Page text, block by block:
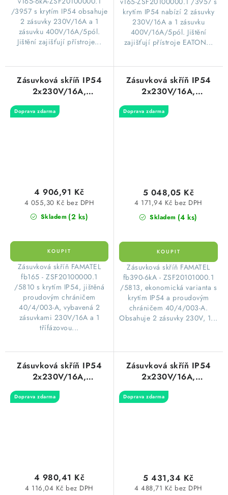
/3957 s krytím IP54 obsahuje
2 zásuvky 230V/16A a 1
zásuvku 400V/16A/5pól.
Jištění zajišťují přístroje...
krytím IP54 nabízí 2 zásuvky
230V/16A a 1 zásuvku
400V/16A/5pól. Jištění
zajišťují přístroje EATON...
Zásuvková skříň IP54
2x230V/16A,
1x400V/16A/5p s
jištěním 2xPL7-B16/1,
Doprava zdarma
Skladem (2 ks)
4 055,30 Kč bez DPH
4 906,91 Kč
​Zásuvková skříň FAMATEL
fb165 - ZSF20100000.1
/5810 s krytím IP54, jištěná
proudovým chráničem
40/4/003-A, vybavená 2
zásuvkami 230V/16A a 1
třífázovou...
Zásuvková skříň IP54
2x230V/16A,
1x400V/16A/5p,
1x400V/32A/5p s
/5813
Doprava zdarma
Skladem (4 ks)
4 171,94 Kč bez DPH
5 048,05 Kč
​Zásuvková skříň FAMATEL
fb390-6kA - ZSF20101000.1
/5813, ekonomická varianta s
krytím IP54 a proudovým
chráničem 40/4/003-A.
Obsahuje 2 zásuvky 230V, 1...
Zásuvková skříň IP54
2x230V/16A,
1x400V/16A/5p,
1x400V/32A/5p s
/3958
Doprava zdarma
4 116,04 Kč bez DPH
4 980,41 Kč
Zásuvková skříň IP54
2x230V/16A,
1x400V/16A/5p,
1x400V/32A/5p s
Famatel ZSF20101000.1
/5813
Doprava zdarma
4 488,71 Kč bez DPH
5 431,34 Kč